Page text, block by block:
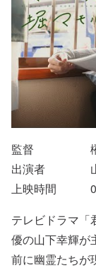
監督
出演者
上映時間
0
テレビドラマ「
優の山下幸輝が
前に幽霊たちが